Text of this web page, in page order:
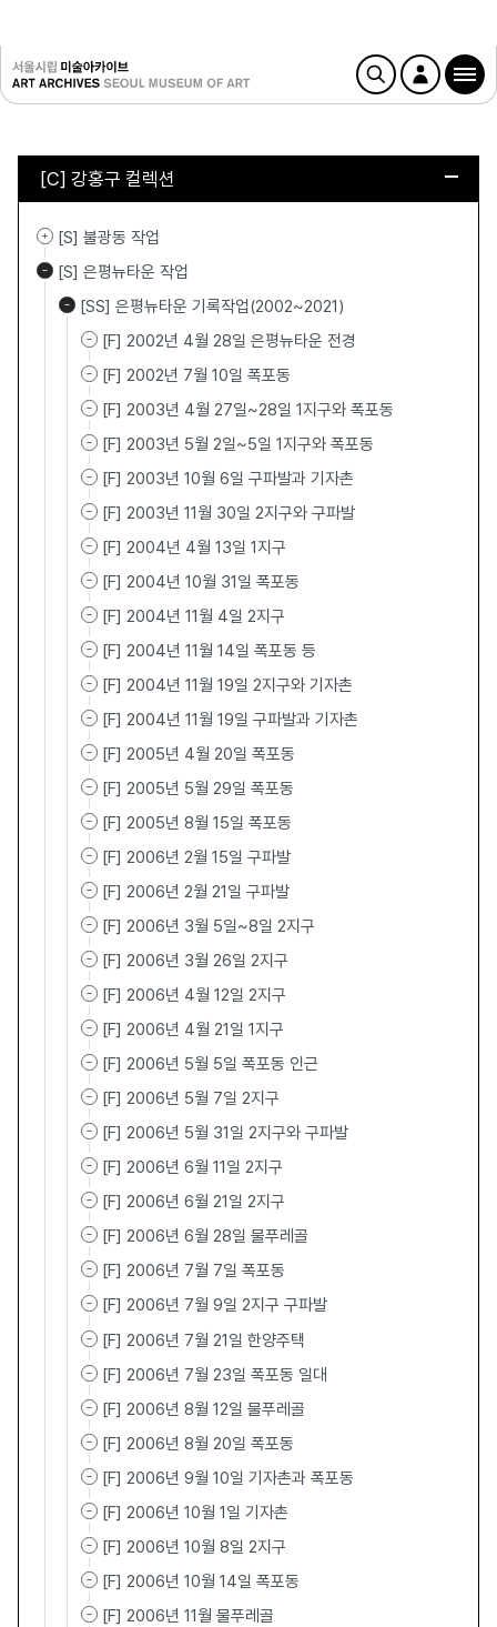
[C] 강홍구 컬렉션
[S] 불광동 작업
[S] 은평뉴타운 작업
[SS] 은평뉴타운 기록작업(2002~2021)
[F] 2002년 4월 28일 은평뉴타운 전경
[F] 2002년 7월 10일 폭포동
[F] 2003년 4월 27일~28일 1지구와 폭포동
[F] 2003년 5월 2일~5일 1지구와 폭포동
[F] 2003년 10월 6일 구파발과 기자촌
[F] 2003년 11월 30일 2지구와 구파발
[F] 2004년 4월 13일 1지구
[F] 2004년 10월 31일 폭포동
[F] 2004년 11월 4일 2지구
[F] 2004년 11월 14일 폭포동 등
[F] 2004년 11월 19일 2지구와 기자촌
[F] 2004년 11월 19일 구파발과 기자촌
[F] 2005년 4월 20일 폭포동
[F] 2005년 5월 29일 폭포동
[F] 2005년 8월 15일 폭포동
[F] 2006년 2월 15일 구파발
[F] 2006년 2월 21일 구파발
[F] 2006년 3월 5일~8일 2지구
[F] 2006년 3월 26일 2지구
[F] 2006년 4월 12일 2지구
[F] 2006년 4월 21일 1지구
[F] 2006년 5월 5일 폭포동 인근
[F] 2006년 5월 7일 2지구
[F] 2006년 5월 31일 2지구와 구파발
[F] 2006년 6월 11일 2지구
[F] 2006년 6월 21일 2지구
[F] 2006년 6월 28일 물푸레골
[F] 2006년 7월 7일 폭포동
[F] 2006년 7월 9일 2지구 구파발
[F] 2006년 7월 21일 한양주택
[F] 2006년 7월 23일 폭포동 일대
[F] 2006년 8월 12일 물푸레골
[F] 2006년 8월 20일 폭포동
[F] 2006년 9월 10일 기자촌과 폭포동
[F] 2006년 10월 1일 기자촌
[F] 2006년 10월 8일 2지구
[F] 2006년 10월 14일 폭포동
[F] 2006년 11월 물푸레골